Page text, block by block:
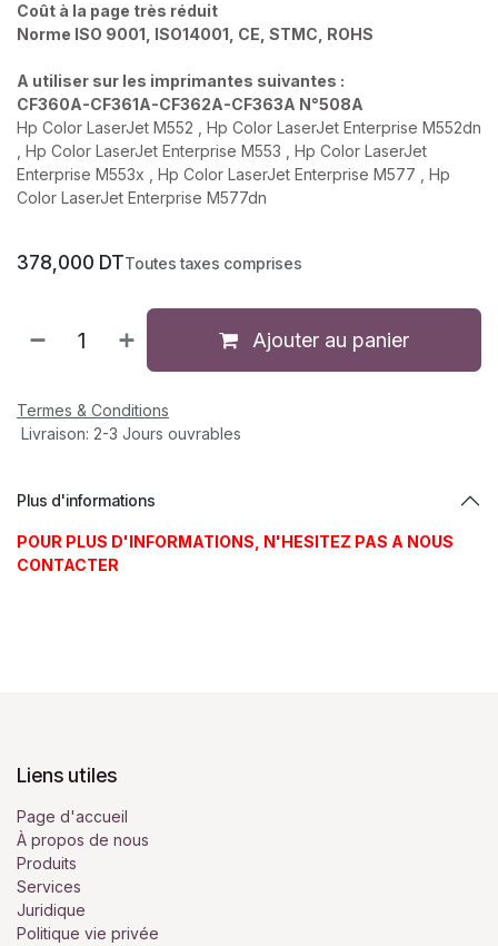
Coût à la page très réduit
Norme ISO 9001, ISO14001, CE, STMC, ROHS
A utiliser sur les imprimantes suivantes :
CF360A-CF361A-CF362A-CF363A N°508A
Hp Color LaserJet M552 , Hp Color LaserJet Enterprise M552dn
, Hp Color LaserJet Enterprise M553 , Hp Color LaserJet
Enterprise M553x , Hp Color LaserJet Enterprise M577 , Hp
Color LaserJet Enterprise M577dn
378,000 DTToutes taxes comprises
Ajouter au panier
Termes & Conditions
Livraison: 2-3 Jours ouvrables
Plus d'informations
POUR PLUS D'INFORMATIONS, N'HESITEZ PAS A NOUS
CONTACTER
Liens utiles
Page d'accueil
À propos de nous
Produits
Services
Juridique
Politique vie privée